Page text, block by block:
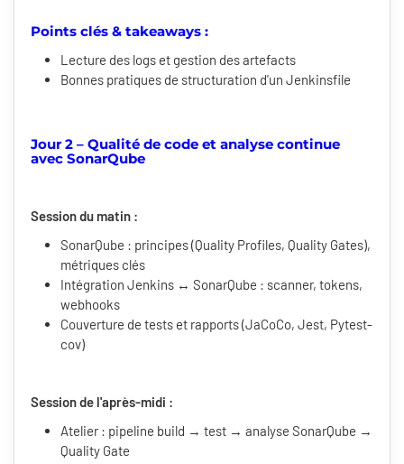
Points clés & takeaways :
Lecture des logs et gestion des artefacts
Bonnes pratiques de structuration d'un Jenkinsfile
Jour 2 – Qualité de code et analyse continue
avec SonarQube
Session du matin :
SonarQube : principes (Quality Profiles, Quality Gates),
métriques clés
Intégration Jenkins ↔ SonarQube : scanner, tokens,
webhooks
Couverture de tests et rapports (JaCoCo, Jest, Pytest-
cov)
Session de l'après-midi :
Atelier : pipeline build → test → analyse SonarQube →
Quality Gate